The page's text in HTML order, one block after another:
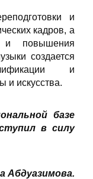
и
кадров, а
и повышения
создается
и
и искусства.
базе
в силу
Абдуазимова.